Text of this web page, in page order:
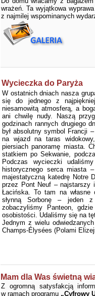
wrażeń. Ta wyjątkowa
z najmilej wspominanych
Wycieczka do Paryża
W ostatnich dniach nasza
się do jednego z
niesamowitą atmosferą, a
ani chwilę nudy. Naszą
godzinach rannych drugiego
był absolutny symbol Francji
na wjazd na taras
piersiach panoramę miasta.
statkiem po Sekwanie,
Podczas wycieczki
historycznego serca miasta
majestatyczną katedrę Notre
przez Pont Neuf – najstarszy
Łacińska. To tam na własne
słynną Sorbonę – jeden z
zobaczyliśmy Panteon,
osobistości. Udaliśmy się na
Jednym z wielu
Champs-Élysées (Polami
Mam dla Was świetną
Z ogromną satysfakcją
w ramach programu „Cyfrowy